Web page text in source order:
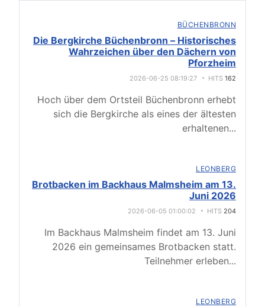
BÜCHENBRONN
Die Bergkirche Büchenbronn – Historisches
Wahrzeichen über den Dächern von
Pforzheim
2026-06-25 08:19:27 HITS 162
Hoch über dem Ortsteil Büchenbronn erhebt
sich die Bergkirche als eines der ältesten
erhaltenen...
LEONBERG
Brotbacken im Backhaus Malmsheim am 13.
Juni 2026
2026-06-05 01:00:02 HITS 204
Im Backhaus Malmsheim findet am 13. Juni
2026 ein gemeinsames Brotbacken statt.
Teilnehmer erleben...
LEONBERG